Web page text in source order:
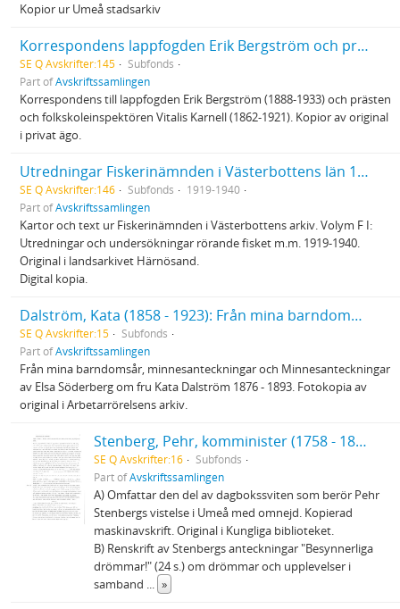
Kopior ur Umeå stadsarkiv
Korrespondens lappfogden Erik Bergström och prästen Vitalis Karnell
SE Q Avskrifter:145
Subfonds
Part ofAvskriftssamlingen
Korrespondens till lappfogden Erik Bergström (1888-1933) och prästen
och folkskoleinspektören Vitalis Karnell (1862-1921). Kopior av original
i privat ägo.
Utredningar Fiskerinämnden i Västerbottens län 1919-1940
SE Q Avskrifter:146 Subfonds
1919-1940
Part ofAvskriftssamlingen
Kartor och text ur Fiskerinämnden i Västerbottens arkiv. Volym F I:
Utredningar och undersökningar rörande fisket m.m. 1919-1940.
Original i landsarkivet Härnösand.
Digital kopia.
Dalström, Kata (1858 - 1923): Från mina barndomsår
SE Q Avskrifter:15
Subfonds
Part ofAvskriftssamlingen
Från mina barndomsår, minnesanteckningar och Minnesanteckningar
av Elsa Söderberg om fru Kata Dalström 1876 - 1893. Fotokopia av
original i Arbetarrörelsens arkiv.
Stenberg, Pehr, komminister (1758 - 1824): Dagböcker
SE Q Avskrifter:16
Subfonds
Part ofAvskriftssamlingen
A) Omfattar den del av dagbokssviten som berör Pehr
Stenbergs vistelse i Umeå med omnejd. Kopierad
maskinavskrift. Original i Kungliga biblioteket.
B) Renskrift av Stenbergs anteckningar "Besynnerliga
drömmar!" (24 s.) om drömmar och upplevelser i
samband ... »